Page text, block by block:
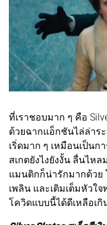
ที่เราชอบมาก ๆ คือ
ด้วยฉากแอ็กชันไล่ล่าร
เริ่ดมาก ๆ เหมือนเป็นก
สเกตยังไงยังงั้น ลื่นไห
แมนติกก็น่ารักมากด้วย
เพลิน และเติมเต็มหัวใ
โควิดแบบนี้ได้ดีเหลือเกิ